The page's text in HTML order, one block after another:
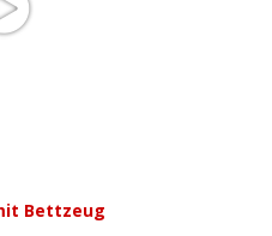
Bettzeug